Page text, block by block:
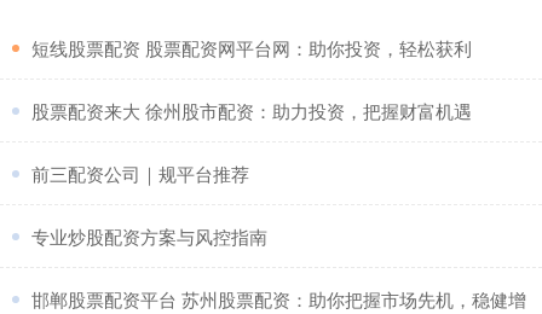
​短线股票配资 股票配资网平台网：助你投资，轻松获利
​股票配资来大 徐州股市配资：助力投资，把握财富机遇
​前三配资公司｜规平台推荐
​专业炒股配资方案与风控指南
​邯郸股票配资平台 苏州股票配资：助你把握市场先机，稳健增